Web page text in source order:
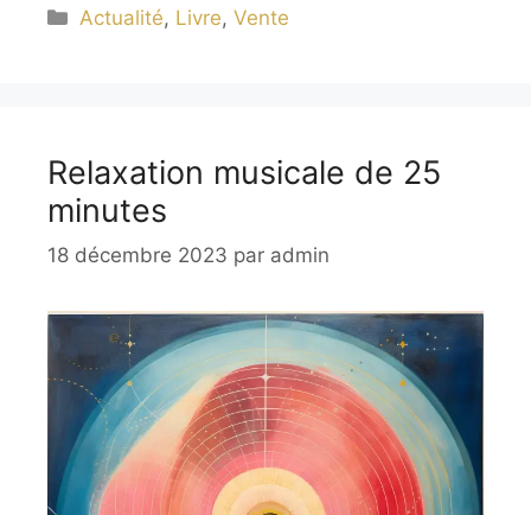
Catégories
Actualité, Livre,Vente
Relaxation musicale de 25
minutes
18 décembre 2023 par admin